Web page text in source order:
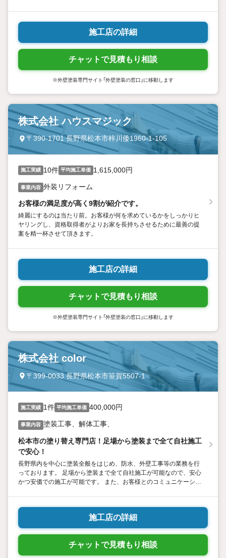
施工店の詳細
チャットで見積もり相談
※外壁塗装専門サイト「外壁塗装の窓口」に移動します
株式会社 ハウスマジック
〒390-1701 長野県松本市梓川倭1960-1-105
施工実績 10件 平均施工単価 1,615,000円
事業内容 外装リフォーム
お客様の満足度が高く9割が紹介です。
綺麗にするのは当たり前。お客様が何を求めているかをしっかりヒ
ヤリングし、資格取得者がよりお家を長持ちさせるために最善の提
案を精一杯させて頂きます。
施工店の詳細
チャットで見積もり相談
※外壁塗装専門サイト「外壁塗装の窓口」に移動します
株式会社 color
〒399-0033 長野県松本市笹賀5507-1
施工実績 1件 平均施工単価 400,000円
事業内容 塗装工事、解体工事、
松本市の塗り替え専門店！足場から塗装まで全て自社施工
で安心！
長野県内を中心に塗装全般をはじめ、防水、外壁工事等の業務を行
っております。 足場から塗装まで全て自社施工が可能なので、安心
かつ安価での施工が可能です。 また、お客様とのコミュニケーショ
施工店の詳細
チャットで見積もり相談